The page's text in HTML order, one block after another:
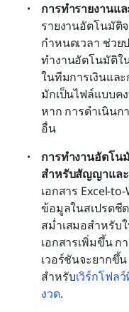
การทำรายงานแ
รายงานอัตโนมัติ
กำหนดเวลา ช่วย
ทำงานอัตโนมัติใ
ในทีมการเงินแล
มักเป็นไฟล์แบบค
หาก การดำเนินก
อื่น
การทำงานอัตโน
สำหรับสัญญาแล
เอกสาร Excel-
ข้อมูลในสเปรดชี
สม่ำเสมอสำหรับ
เอกสารเพิ่มขึ้น
เวอร์ชันจะยากขึ้
สำหรับเวิร์กโฟล
งวด.